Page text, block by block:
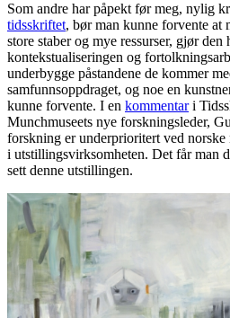
Som andre har påpekt før meg, nylig
tidsskriftet, bør man kunne forvente at
store staber og mye ressurser, gjør den
kontekstualiseringen og
underbygge påstandene de kommer
samfunnsoppdraget, og noe en
kunne forvente. I en kommentari
Munchmuseets nye forskningsleder,
forskning er underprioritert ved
i utstillingsvirksomheten. Det får man
sett denne utstillingen.